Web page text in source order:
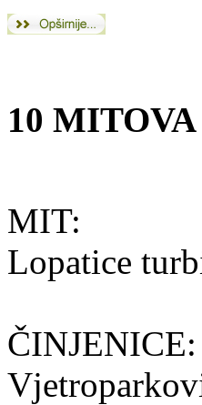
10
MIT:
Lopatice
ČINJENICE: